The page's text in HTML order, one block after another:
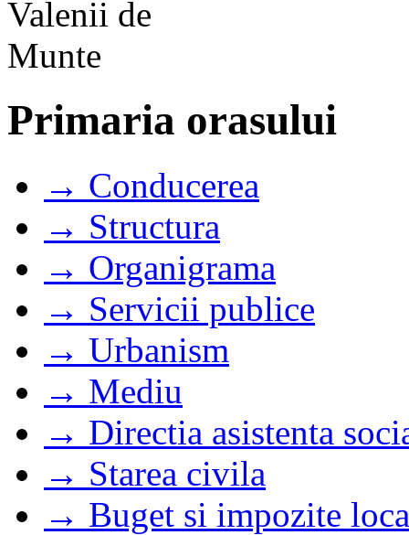
Primaria orasului
→ Conducerea
→ Structura
→ Organigrama
→ Servicii publice
→ Urbanism
→ Mediu
→ Directia asistenta
→ Starea civila
→ Buget si impozite